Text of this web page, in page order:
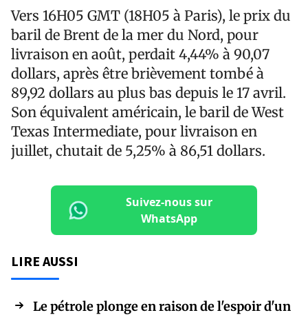
Vers 16H05 GMT (18H05 à Paris), le prix du
baril de Brent de la mer du Nord, pour
livraison en août, perdait 4,44% à 90,07
dollars, après être brièvement tombé à
89,92 dollars au plus bas depuis le 17 avril.
Son équivalent américain, le baril de West
Texas Intermediate, pour livraison en
juillet, chutait de 5,25% à 86,51 dollars.
Suivez-nous sur
WhatsApp
LIRE AUSSI
Le pétrole plonge en raison de l'espoir d'un